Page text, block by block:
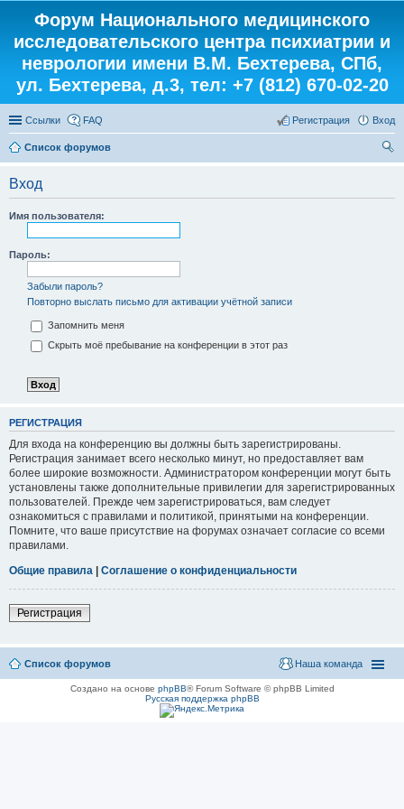
Форум Национального медицинского
исследовательского центра психиатрии и
неврологии имени В.М. Бехтерева, СПб,
ул. Бехтерева, д.3, тел: +7 (812) 670-02-20
Ссылки FAQ Вход
Регистрация
Список форумов
Вход
Имя пользователя:
Пароль:
Забыли пароль?
Повторно выслать письмо для активации учётной записи
Запомнить меня
Скрыть моё пребывание на конференции в этот раз
РЕГИСТРАЦИЯ
Для входа на конференцию вы должны быть зарегистрированы.
Регистрация занимает всего несколько минут, но предоставляет вам
более широкие возможности. Администратором конференции могут быть
установлены также дополнительные привилегии для зарегистрированных
пользователей. Прежде чем зарегистрироваться, вам следует
ознакомиться с правилами и политикой, принятыми на конференции.
Помните, что ваше присутствие на форумах означает согласие со всеми
правилами.
Общие правила | Соглашение о конфиденциальности
Регистрация
Список форумов Наша команда
Создано на основе phpBB® Forum Software © phpBB Limited
Русская поддержка phpBB